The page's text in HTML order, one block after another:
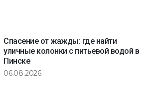
Спасение от жажды: где найти
уличные колонки с питьевой водой в
Пинске
06.08.2026